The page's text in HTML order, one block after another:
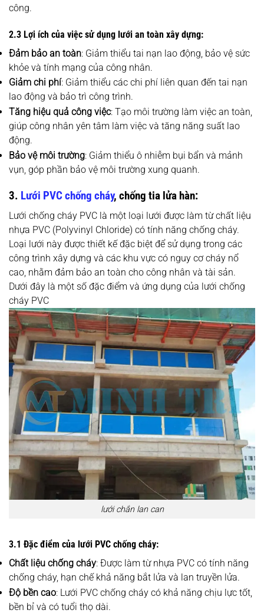
công.
2.3 Lợi ích của việc sử dụng lưới an toàn xây dựng:
Đảm bảo an toàn: Giảm thiểu tai nạn lao động, bảo vệ sức
khỏe và tính mạng của công nhân.
Giảm chi phí: Giảm thiểu các chi phí liên quan đến tai nạn
lao động và bảo trì công trình.
Tăng hiệu quả công việc: Tạo môi trường làm việc an toàn,
giúp công nhân yên tâm làm việc và tăng năng suất lao
động.
Bảo vệ môi trường: Giảm thiểu ô nhiễm bụi bẩn và mảnh
vụn, góp phần bảo vệ môi trường xung quanh.
3. Lưới PVC chống cháy, chống tia lửa hàn:
Lưới chống cháy PVC là một loại lưới được làm từ chất liệu
nhựa PVC (Polyvinyl Chloride) có tính năng chống cháy.
Loại lưới này được thiết kế đặc biệt để sử dụng trong các
công trình xây dựng và các khu vực có nguy cơ cháy nổ
cao, nhằm đảm bảo an toàn cho công nhân và tài sản.
Dưới đây là một số đặc điểm và ứng dụng của lưới chống
cháy PVC
lưới chắn lan can
3.1 Đặc điểm của lưới PVC chống cháy:
Chất liệu chống cháy: Được làm từ nhựa PVC có tính năng
chống cháy, hạn chế khả năng bắt lửa và lan truyền lửa.
Độ bền cao: Lưới PVC chống cháy có khả năng chịu lực tốt,
bền bỉ và có tuổi thọ dài.